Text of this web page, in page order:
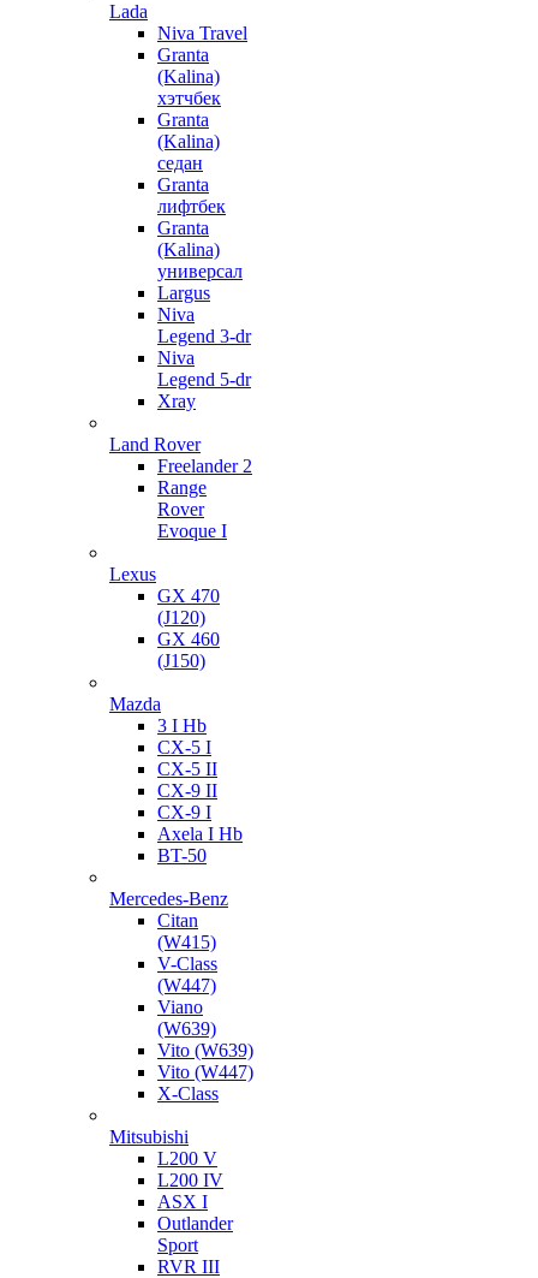
Lada
Niva Travel
Granta
(Kalina)
хэтчбек
Granta
(Kalina)
седан
Granta
лифтбек
Granta
(Kalina)
универсал
Largus
Niva
Legend 3-dr
Niva
Legend 5-dr
Xray
Land Rover
Freelander 2
Range
Rover
Evoque I
Lexus
GX 470
(J120)
GX 460
(J150)
Mazda
3 I Hb
CX-5 I
CX-5 II
CX-9 II
CX-9 I
Axela I Hb
BT-50
Mercedes-Benz
Citan
(W415)
V-Class
(W447)
Viano
(W639)
Vito (W639)
Vito (W447)
X-Class
Mitsubishi
L200 V
L200 IV
ASX I
Outlander
Sport
RVR III